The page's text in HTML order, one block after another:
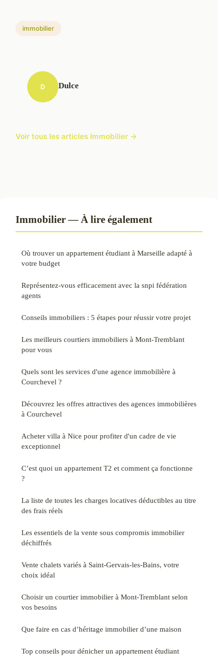
immobilier
D Dulce
Voir tous les articles Immobilier →
Immobilier — À lire également
Où trouver un appartement étudiant à Marseille adapté à
votre budget
Représentez-vous efficacement avec la snpi fédération
agents
Conseils immobiliers : 5 étapes pour réussir votre projet
Les meilleurs courtiers immobiliers à Mont-Tremblant
pour vous
Quels sont les services d'une agence immobilière à
Courchevel ?
Découvrez les offres attractives des agences immobilières
à Courchevel
Acheter villa à Nice pour profiter d'un cadre de vie
exceptionnel
C’est quoi un appartement T2 et comment ça fonctionne
?
La liste de toutes les charges locatives déductibles au titre
des frais réels
Les essentiels de la vente sous compromis immobilier
déchiffrés
Vente chalets variés à Saint-Gervais-les-Bains, votre
choix idéal
Choisir un courtier immobilier à Mont-Tremblant selon
vos besoins
Que faire en cas d’héritage immobilier d’une maison
Top conseils pour dénicher un appartement étudiant